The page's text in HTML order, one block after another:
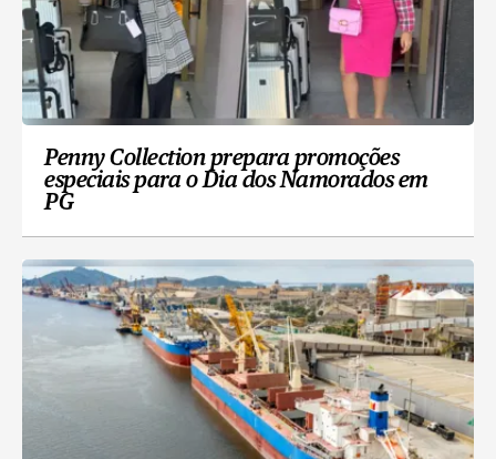
Penny Collection prepara promoções
especiais para o Dia dos Namorados em
PG